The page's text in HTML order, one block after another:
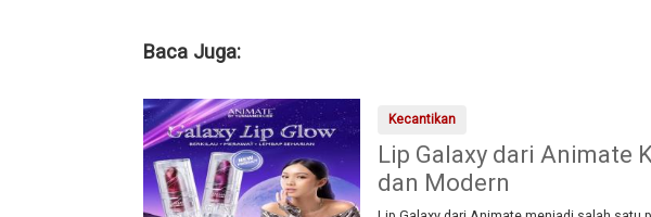
Baca Juga:
Kecantikan
Lip Galaxy dari Animate
dan Modern